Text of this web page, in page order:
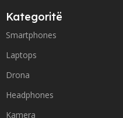
Kategoritë
Smartphones
Laptops
Drona
Headphones
Kamera